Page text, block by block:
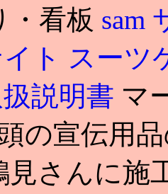
・看板 sam
ト スーツ
説明書 マ
の宣伝用
見さんに施